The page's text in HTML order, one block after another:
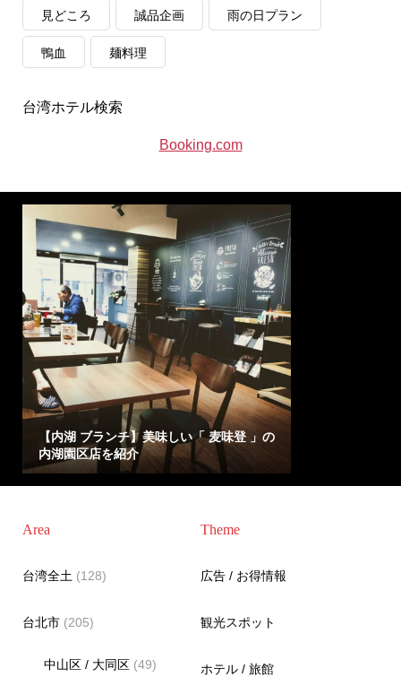
見どころ 誠品企画 雨の日プラン
鴨血 麺料理
台湾ホテル検索
Booking.com
【内湖 ブランチ】美味しい「 麦味登 」の
内湖園区店を紹介
Area
台湾全土 (128)
台北市(205)
中山区 / 大同区 (49)
Theme
広告 / お得情報
観光スポット
ホテル / 旅館